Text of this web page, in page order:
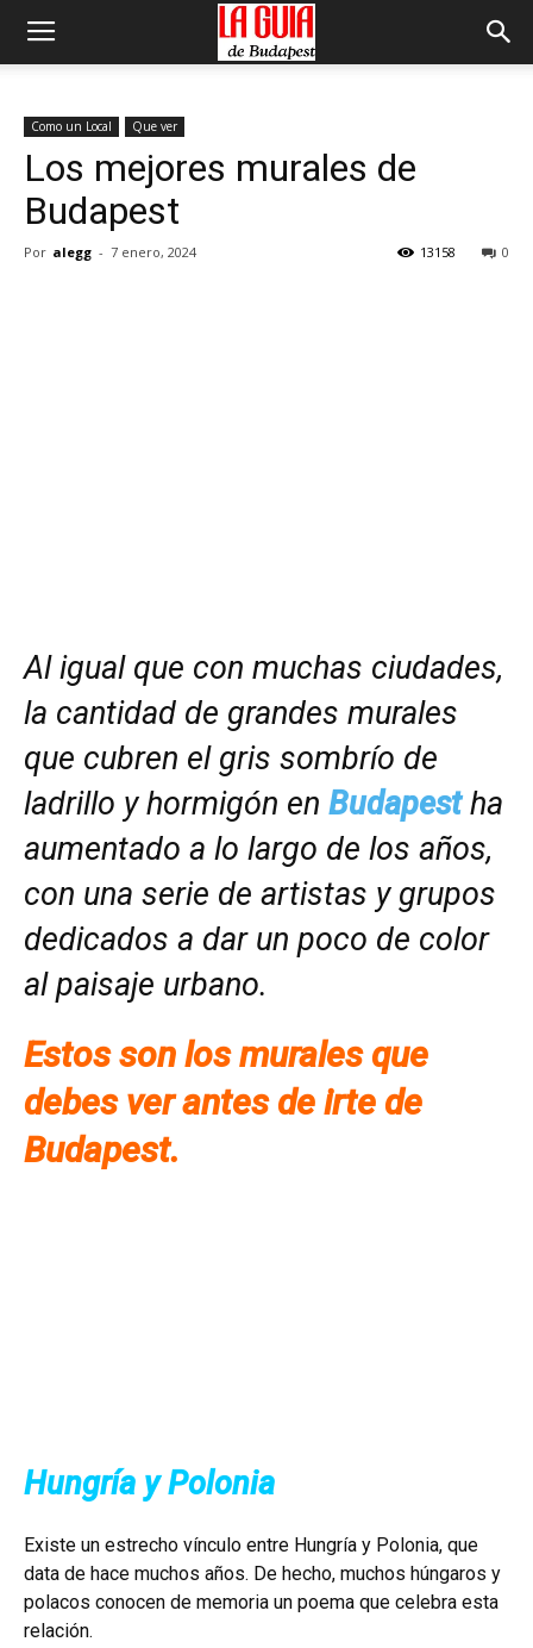
Como un Local Que ver
Los mejores murales de
Budapest
Por alegg - 7 enero, 2024 0
13158
Al igual que con muchas ciudades,
la cantidad de grandes murales
que cubren el gris sombrío de
ladrillo y hormigón en Budapestha
aumentado a lo largo de los años,
con una serie de artistas y grupos
dedicados a dar un poco de color
al paisaje urbano.
Estos son los murales que
debes ver antes de irte de
Budapest.
Hungría y Polonia
Existe un estrecho vínculo entre Hungría y Polonia, que
data de hace muchos años. De hecho, muchos húngaros y
polacos conocen de memoria un poema que celebra esta
relación.